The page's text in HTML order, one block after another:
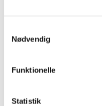
Nødvendig
Funktionelle
Statistik